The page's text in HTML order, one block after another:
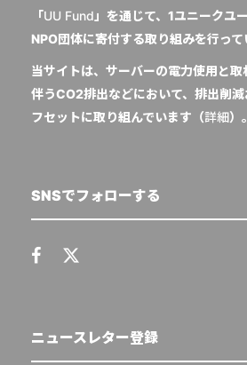
「UU Fund 」を通じて、1ユニークユ
NPO団体に寄付する取り組みを行って
当サイトは、サーバーの電力使用と
伴うCO2排出などにおいて、排出削
フセットに取り組んでいます（詳細）。
SNSでフォローする
ニュースレター登録